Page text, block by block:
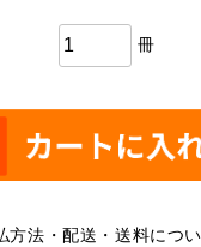
冊
方法・配送・送料につ